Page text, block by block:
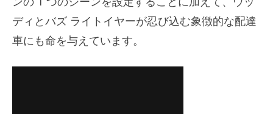
ディとバズ ライトイヤーが忍び込む象徴的な配達
車にも命を与えています。